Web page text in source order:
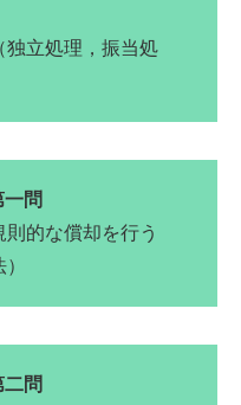
立処理，振当処
問
的な償却を行う
問